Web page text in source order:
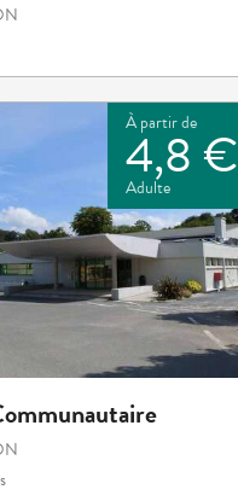
À partir de
4,8 €
Adulte